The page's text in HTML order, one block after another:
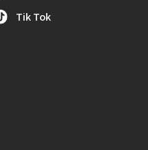
Tik Tok